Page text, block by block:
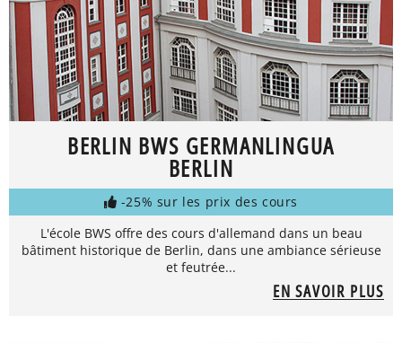
BERLIN BWS GERMANLINGUA
BERLIN
-25% sur les prix des cours
L'école BWS offre des cours d'allemand dans un beau
bâtiment historique de Berlin, dans une ambiance sérieuse
et feutrée...
EN SAVOIR PLUS